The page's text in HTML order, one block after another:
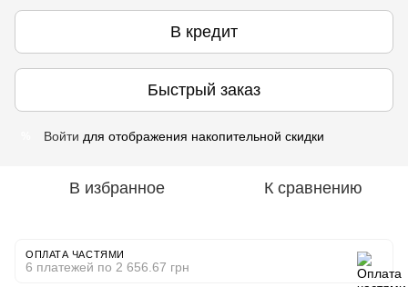
В кредит
Быстрый заказ
Войти для отображения накопительной скидки
В избранное К сравнению
ОПЛАТА ЧАСТЯМИ
6 платежей по 2 656.67 грн